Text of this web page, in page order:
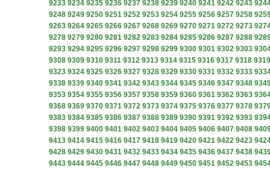
9233 9234 9235 9236 9237 9238 9239 9240 9241 9242 9243
9248 9249 9250 9251 9252 9253 9254 9255 9256 9257 9258
9263 9264 9265 9266 9267 9268 9269 9270 9271 9272 9273
9278 9279 9280 9281 9282 9283 9284 9285 9286 9287 9288
9293 9294 9295 9296 9297 9298 9299 9300 9301 9302 9303
9308 9309 9310 9311 9312 9313 9314 9315 9316 9317 9318 9319
9323 9324 9325 9326 9327 9328 9329 9330 9331 9332 9333
9338 9339 9340 9341 9342 9343 9344 9345 9346 9347 9348
9353 9354 9355 9356 9357 9358 9359 9360 9361 9362 9363
9368 9369 9370 9371 9372 9373 9374 9375 9376 9377 9378
9383 9384 9385 9386 9387 9388 9389 9390 9391 9392 9393
9398 9399 9400 9401 9402 9403 9404 9405 9406 9407 9408
9413 9414 9415 9416 9417 9418 9419 9420 9421 9422 9423
9428 9429 9430 9431 9432 9433 9434 9435 9436 9437 9438
9443 9444 9445 9446 9447 9448 9449 9450 9451 9452 9453